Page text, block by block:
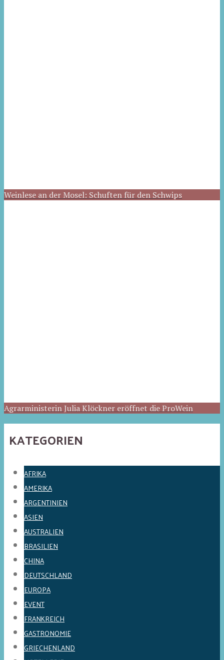
Weinlese an der Mosel: Schuften für den Schwips
Agrarministerin Julia Klöckner eröffnet die ProWein
KATEGORIEN
AFRIKA
AMERIKA
ARGENTINIEN
ASIEN
AUSTRALIEN
BRASILIEN
CHINA
DEUTSCHLAND
EUROPA
EVENT
FRANKREICH
GASTRONOMIE
GRIECHENLAND